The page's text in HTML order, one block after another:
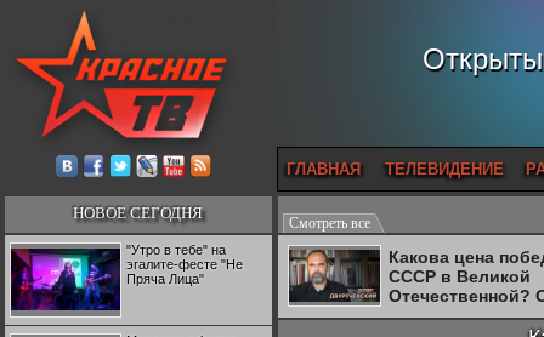
ГЛАВНАЯ ТЕЛЕВИДЕНИЕ
НОВОЕ СЕГОДНЯ
"Утро в тебе" на
эгалите-фесте "Не
Пряча Лица"
Смотреть все
Какова цена
СССР в Великой
Отечественной?
Двуреченский о